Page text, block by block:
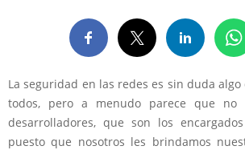
La seguridad en las redes es sin duda
todos, pero a menudo parece que no
desarrolladores, que son los
puesto que nosotros les brindamos